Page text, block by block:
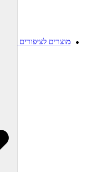
מוצרים לציפורים